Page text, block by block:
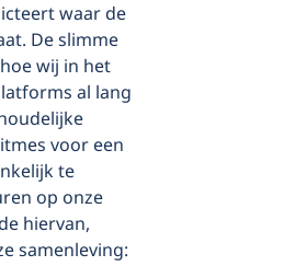
waar de
De slimme
wij in het
al lang
voor een
te
op onze
hiervan,
samenleving: